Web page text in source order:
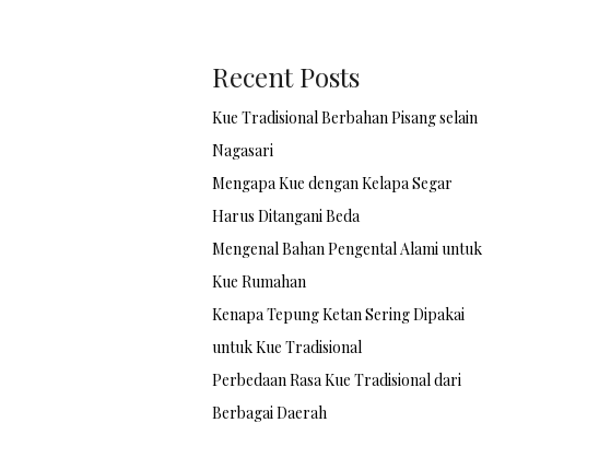
Recent Posts
Kue Tradisional Berbahan Pisang selain
Nagasari
Mengapa Kue dengan Kelapa Segar
Harus Ditangani Beda
Mengenal Bahan Pengental Alami untuk
Kue Rumahan
Kenapa Tepung Ketan Sering Dipakai
untuk Kue Tradisional
Perbedaan Rasa Kue Tradisional dari
Berbagai Daerah